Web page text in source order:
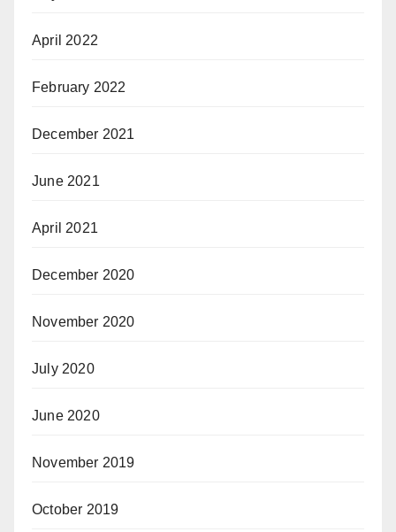
April 2022
February 2022
December 2021
June 2021
April 2021
December 2020
November 2020
July 2020
June 2020
November 2019
October 2019